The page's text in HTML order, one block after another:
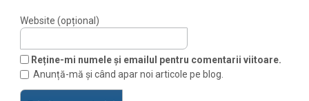
Website (opțional)
Reține-mi numele și emailul pentru comentarii viitoare.
Anunță-mă și când apar noi articole pe blog.